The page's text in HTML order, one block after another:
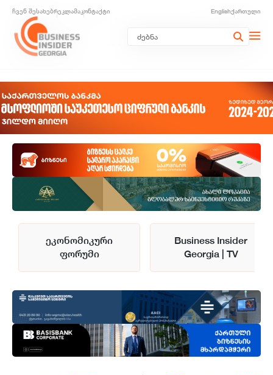
ჩვენ შესახებრეკლამაკონტაქტი Englishქართული
ეკონომიკური
ფორუმი
Business Insider
Georgia | TV